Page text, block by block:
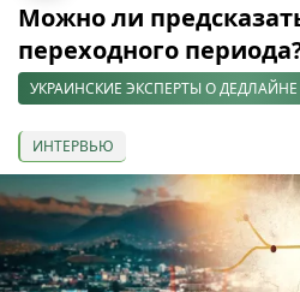
Можно ли
переходного
УКРАИНСКИЕ ЭКСПЕРТЫ О
ИНТЕРВЬЮ